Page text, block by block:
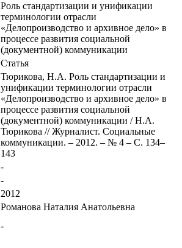
Роль стандартизации и унификации
терминологии отрасли
«Делопроизводство и архивное дело» в
процессе развития социальной
(документной) коммуникации
Статья
Тюрикова, Н.А. Роль стандартизации и
унификации терминологии отрасли
«Делопроизводство и архивное дело» в
процессе развития социальной
(документной) коммуникации / Н.А.
Тюрикова // Журналист. Социальные
коммуникации. – 2012. – № 4 – С. 134–
143
-
-
2012
Романова Наталия Анатольевна
-